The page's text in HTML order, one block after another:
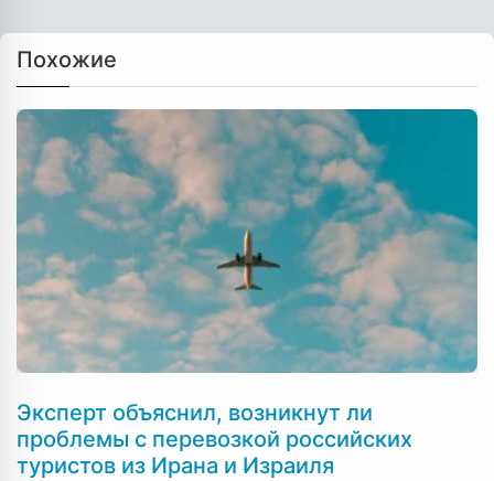
Похожие
Эксперт объяснил, возникнут ли
проблемы с перевозкой российских
туристов из Ирана и Израиля